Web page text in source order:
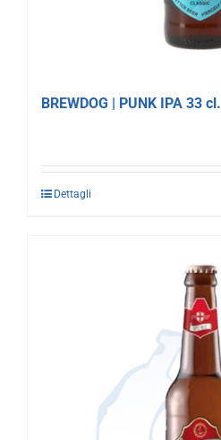
BREWDOG | PUNK IPA 33 cl.
Dettagli